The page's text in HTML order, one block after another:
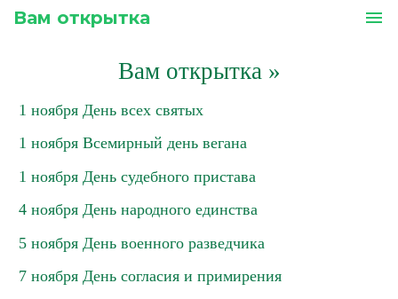
Вам открытка menu
Вам открытка»
1 ноября День всех святых
1 ноября Всемирный день вегана
1 ноября День судебного пристава
4 ноября День народного единства
5 ноября День военного разведчика
7 ноября День согласия и примирения